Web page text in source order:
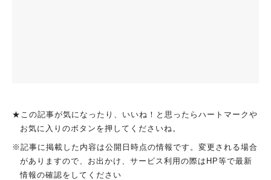
★この記事が気になったり、いいね！と思ったらハートマークや
お気に入りのボタンを押してくださいね。
※記事に掲載した内容は公開日時点の情報です。変更される場合
がありますので、お出かけ、サービス利用の際はHP等で最新
情報の確認をしてください